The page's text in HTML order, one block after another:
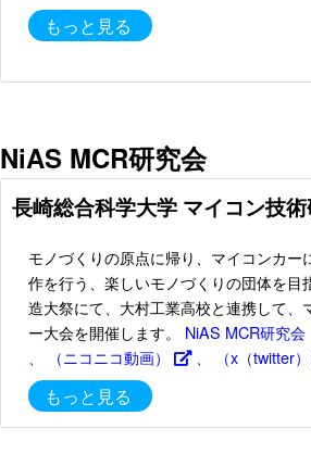
もっと見る
NiAS MCR研究会
長崎総合科学大学 マイコン技
モノづくりの原点に帰り、マイコンカー
作を行う、楽しいモノづくりの団体を目
造大祭にて、大村工業高校と連携して、
ー大会を開催します。 NiAS MCR研究
、
（ニコニコ動画） 、 （x（twitter
もっと見る